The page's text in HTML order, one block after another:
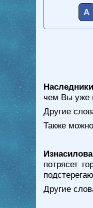
А
Наследники
чем Вы уже
Другие
Также
потрясет
Другие